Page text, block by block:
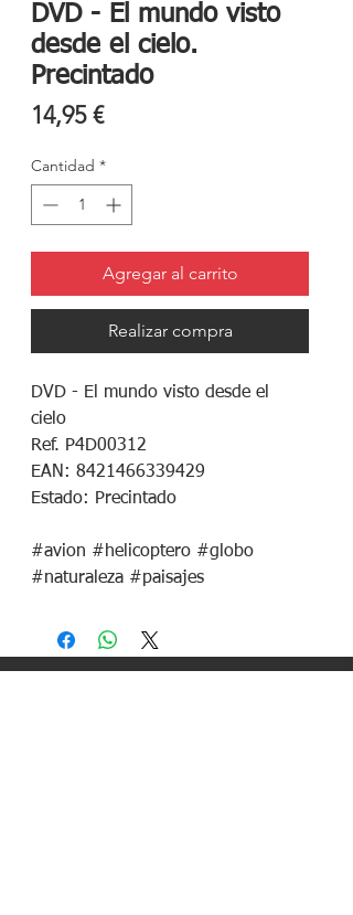
DVD - El mundo visto
desde el cielo.
Precintado
14,95 €Precio
Cantidad *
Agregar al carrito
Realizar compra
DVD - El mundo visto desde el
cielo
Ref. P4D00312
EAN: 8421466339429
Estado: Precintado
#avion #helicoptero #globo
#naturaleza #paisajes